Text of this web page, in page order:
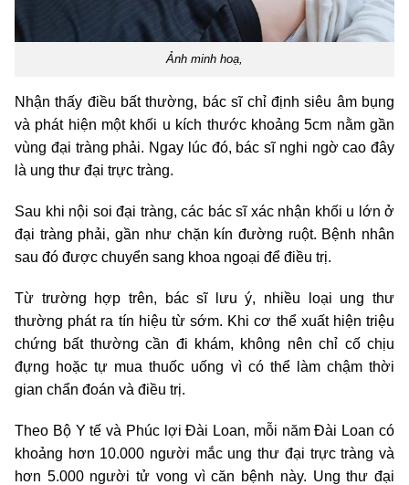
Ảnh minh hoạ,
Nhận thấy điều bất thường, bác sĩ chỉ định siêu âm bụng
và phát hiện một khối u kích thước khoảng 5cm nằm gần
vùng đại tràng phải. Ngay lúc đó, bác sĩ nghi ngờ cao đây
là ung thư đại trực tràng.
Sau khi nội soi đại tràng, các bác sĩ xác nhận khối u lớn ở
đại tràng phải, gần như chặn kín đường ruột. Bệnh nhân
sau đó được chuyển sang khoa ngoại để điều trị.
Từ trường hợp trên, bác sĩ lưu ý, nhiều loại ung thư
thường phát ra tín hiệu từ sớm. Khi cơ thể xuất hiện triệu
chứng bất thường cần đi khám, không nên chỉ cố chịu
đựng hoặc tự mua thuốc uống vì có thể làm chậm thời
gian chẩn đoán và điều trị.
Theo Bộ Y tế và Phúc lợi Đài Loan, mỗi năm Đài Loan có
khoảng hơn 10.000 người mắc ung thư đại trực tràng và
hơn 5.000 người tử vong vì căn bệnh này. Ung thư đại